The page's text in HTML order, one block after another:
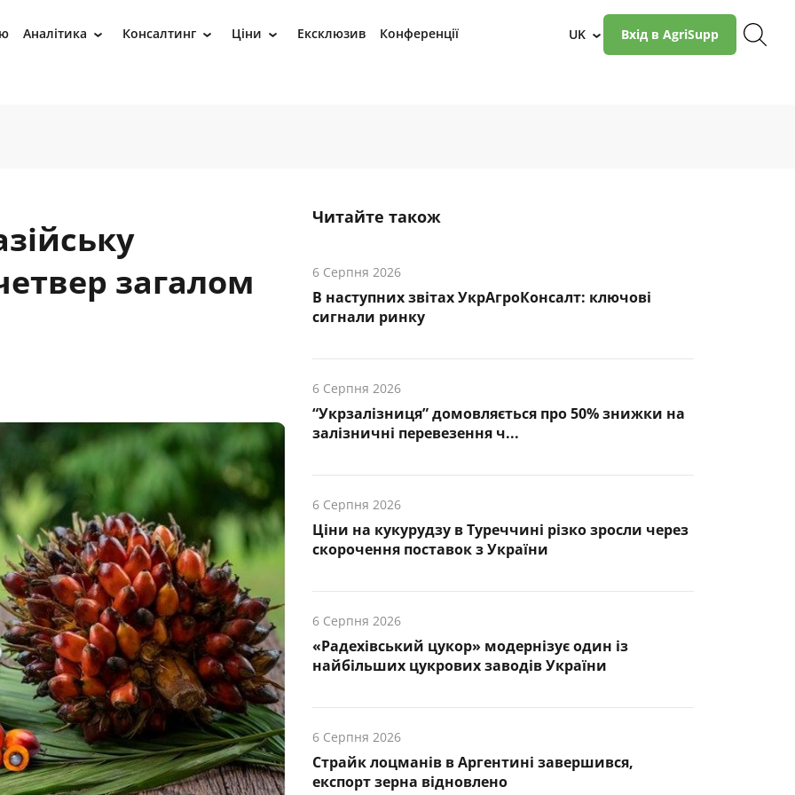
Аналітика › Консалтинг › Ціни › Ексклюзив Конференції UK › Вхід в AgriSupp
загалом
Читайте також
6 Серпня 2026
В наступних звітах УкрАгроКонсалт: ключові
cигнали ринку
6 Серпня 2026
“Укрзалізниця” домовляється про 50% знижки на
залізничні перевезення ч...
6 Серпня 2026
Ціни на кукурудзу в Туреччині різко зросли через
скорочення поставок з України
6 Серпня 2026
«Радехівський цукор» модернізує один із
найбільших цукрових заводів України
6 Серпня 2026
Страйк лоцманів в Аргентині завершився,
експорт зерна відновлено